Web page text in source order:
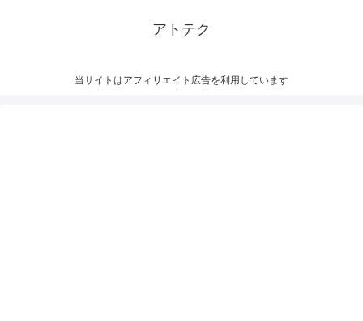
アトテク
当サイトはアフィリエイト広告を利用しています